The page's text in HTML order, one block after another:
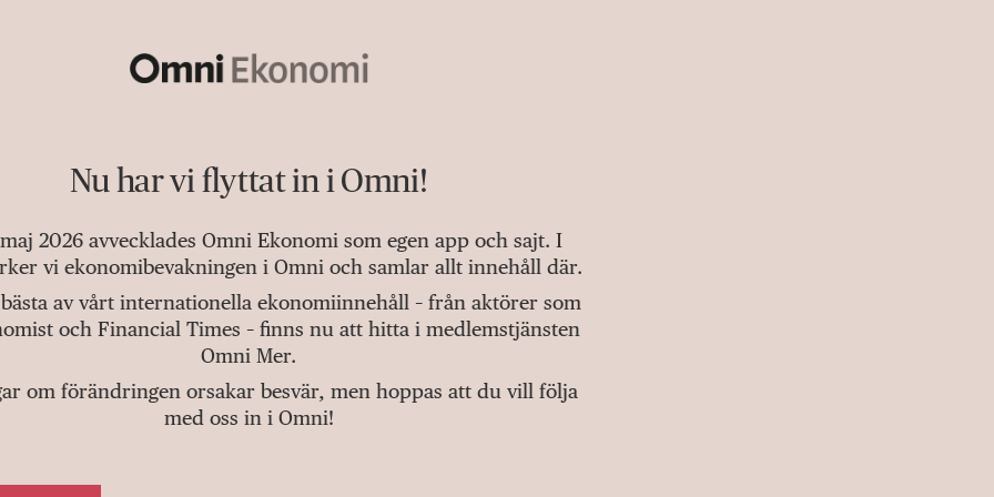
Nu har vi flyttat in i Omni!
2026 avvecklades Omni Ekonomi som egen app och sajt. I
vi ekonomibevakningen i Omni och samlar allt innehåll där.
av vårt internationella ekonomiinnehåll – från aktörer som
och Financial Times – finns nu att hitta i medlemstjänsten
Omni Mer.
om förändringen orsakar besvär, men hoppas att du vill följa
med oss in i Omni!